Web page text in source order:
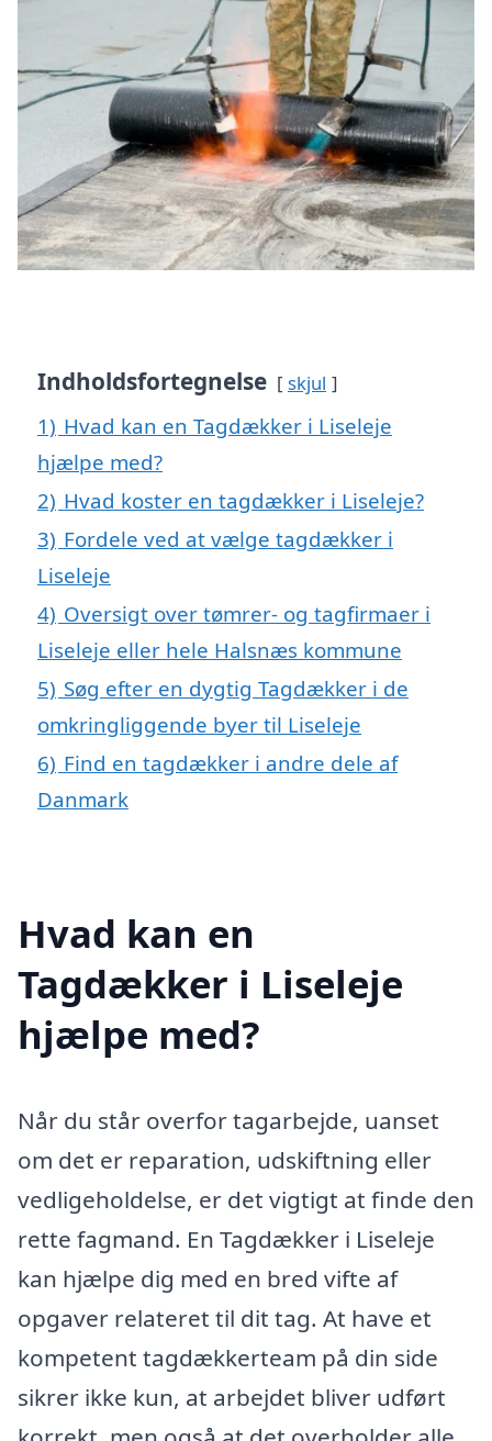
Indholdsfortegnelse skjul
1) Hvad kan en Tagdækker i Liseleje
hjælpe med?
2) Hvad koster en tagdækker i Liseleje?
3) Fordele ved at vælge tagdækker i
Liseleje
4) Oversigt over tømrer- og tagfirmaer i
Liseleje eller hele Halsnæs kommune
5) Søg efter en dygtig Tagdækker i de
omkringliggende byer til Liseleje
6) Find en tagdækker i andre dele af
Danmark
Hvad kan en
Tagdækker i Liseleje
hjælpe med?
Når du står overfor tagarbejde, uanset
om det er reparation, udskiftning eller
vedligeholdelse, er det vigtigt at finde den
rette fagmand. En Tagdækker i Liseleje
kan hjælpe dig med en bred vifte af
opgaver relateret til dit tag. At have et
kompetent tagdækkerteam på din side
sikrer ikke kun, at arbejdet bliver udført